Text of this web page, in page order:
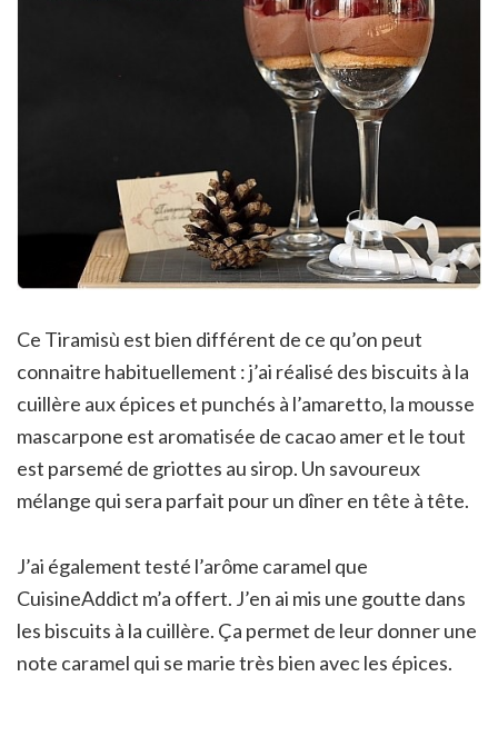
Ce Tiramisù est bien différent de ce qu’on peut
connaitre habituellement : j’ai réalisé des biscuits à la
cuillère aux épices et punchés à l’amaretto, la mousse
mascarpone est aromatisée de cacao amer et le tout
est parsemé de griottes au sirop. Un savoureux
mélange qui sera parfait pour un dîner en tête à tête.
J’ai également testé l’arôme caramel que
CuisineAddict m’a offert. J’en ai mis une goutte dans
les biscuits à la cuillère. Ça permet de leur donner une
note caramel qui se marie très bien avec les épices.